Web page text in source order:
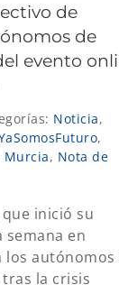
de
de
evento
Noticia,
,
Murcia, Nota de
inició su
semana en
los autónomos
la crisis